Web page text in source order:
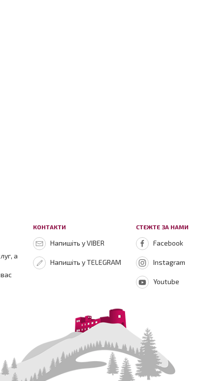
а
КОНТАКТИ
Напишіть у VIBER
Напишіть у TELEGRAM
СТЕЖТЕ ЗА НАМИ
Facebook
Instagram
Youtube